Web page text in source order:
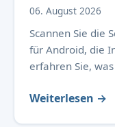
06. August 2026
Scannen Sie die
für Android, die
erfahren Sie,
Weiterlesen →